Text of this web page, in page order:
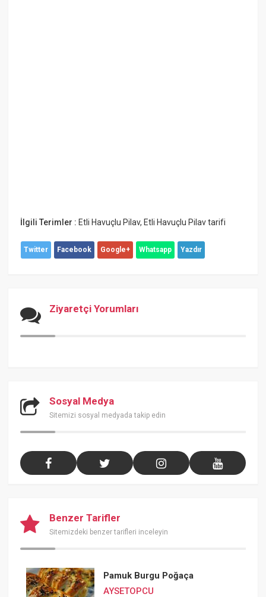
İlgili Terimler : Etli Havuçlu Pilav, Etli Havuçlu Pilav tarifi
Twitter Facebook Google+ Whatsapp Yazdır
Ziyaretçi Yorumları
Sosyal Medya
Sitemizi sosyal medyada takip edin
Benzer Tarifler
Sitemizdeki benzer tarifleri inceleyin
Pamuk Burgu Poğaça
AYSETOPCU